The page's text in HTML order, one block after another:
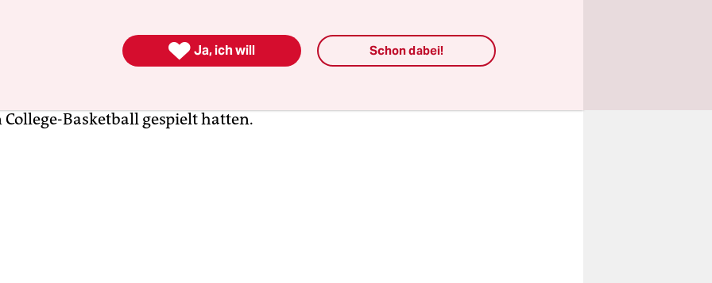
Interview: „Das war mein Traum, seit ich zusammen mit
Platz stand“, sagte die 22-Jährige mit Blick auf die
Basketball gespielt hatten.
 Ja, ich will Schon dabei!